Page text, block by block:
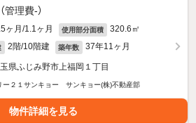
（管理費-）
ヶ月/1.1ヶ月 使用部分面積 320.6㎡
2階/10階建 築年数 37年11ヶ月
県ふじみ野市上福岡１丁目
ー２１サンキョー サンキョー(株)不動産部
物件詳細を見る